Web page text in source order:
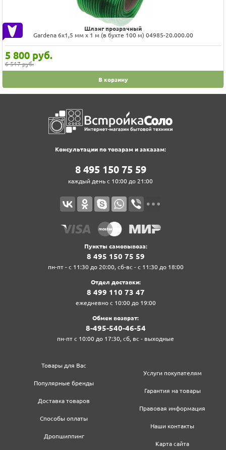
Шланг прозрачный
Gardena 6х1,5 мм x 1 м (в бухте 100 м) 04985-20.000.00
5 800 руб.
6 517 руб.
В корзину
Консультации по товарам и заказам:
8‍ 4‍9‍5‍ 1‍5‍0‍ 7‍5‍ 5‍9‍
каждый день с 10:00 до 21:00
Пункты самовывоза:
8‍ 4‍9‍5‍ 1‍5‍0‍ 7‍5‍ 5‍9‍
пн-пт - с 11:30 до 20:00, сб-вс - с 11:30 до 18:00
Отдел доставки:
8‍ 4‍9‍9‍ 1‍1‍0‍ 7‍3‍ 4‍7‍
ежедневно с 10:00 до 19:00
Обмен возврат:
8‍-4‍9‍5‍-5‍4‍0‍-4‍6‍-5‍4‍
пн-пт с 10:00 до 17:30, сб, вс - выходные
Товары для Вас
Популярные бренды
Доставка товаров
Способы оплаты
Дропшиппинг
Услуги покупателям
Гарантия на товары
Правовая информация
Наши контакты
Карта сайта